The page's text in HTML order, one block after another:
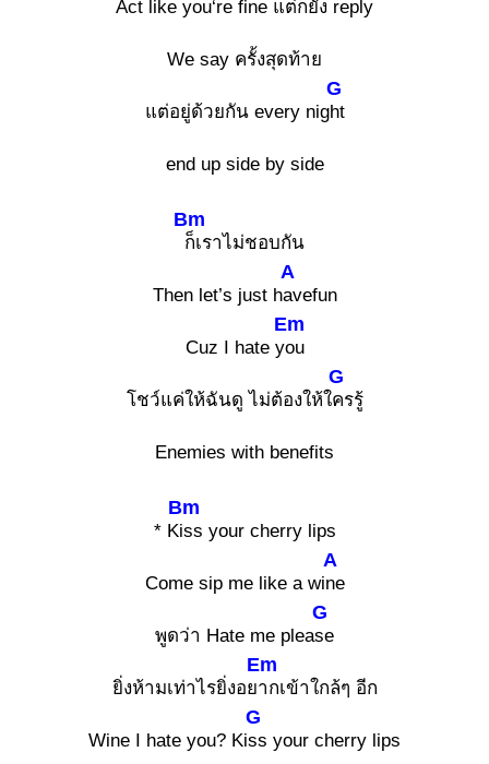
Act like you‘re fine แต่ก็ยัง rep ly
We say ครั้งสุดท้าย
แต่อยู่ด้วยกัน every nig
G
ht
end up side by side
Bm
ก็เราไม่ชอบกัน
Then let’s just h
A
avefun
Cuz I hate y
Em
ou
โชว์แค่ให้ฉันดู ไม่ต้องให้ใ
G
ครรู้
Enemies with benefits
* K
Bm
iss your cherry lips
Come sip me like a wi
A
ne
พูดว่า Hate me plea
G
se
ยิ่งห้ามเท่าไรยิ่งอย
Em
ากเข้าใกล้ๆ อีก
Wine I hate you? Ki
G
ss your cherry lips